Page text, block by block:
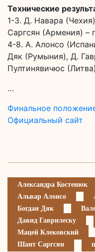
Технические
1-3. Д. Навара
Саргсян (Армения) –
4-8. А. Алонсо
Дяк (Румыния), Д.
Пултинявичюс
…
Финальное
Официальный сайт
Александра Костенюк
Альвар Алонсо
Богдан Дяк
Давид Гаврилеску
Мацей Клековский
Шант Саргсян